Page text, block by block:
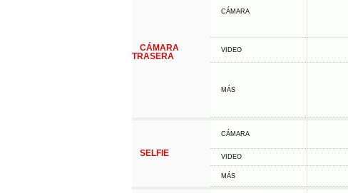
CÁMARA
TRASERA
CÁMARA
VIDEO
MÁS
SELFIE
CÁMARA
VIDEO
MÁS